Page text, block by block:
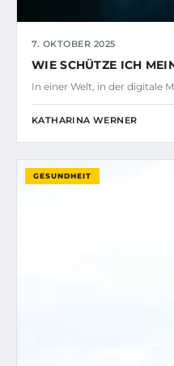
7. OKTOBER 2025
WIE SCHÜTZE ICH
In einer Welt, in der digitale
KATHARINA WERNER
GESUNDHEIT